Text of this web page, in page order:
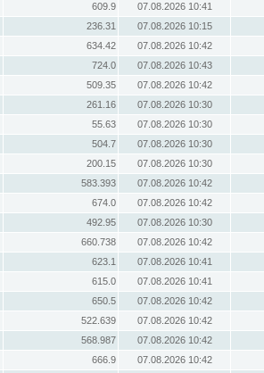
609.9
07.08.2026 10:41
236.31
07.08.2026 10:15
634.42
07.08.2026 10:42
724.0
07.08.2026 10:43
509.35
07.08.2026 10:42
261.16
07.08.2026 10:30
55.63
07.08.2026 10:30
504.7
07.08.2026 10:30
200.15
07.08.2026 10:30
583.393
07.08.2026 10:42
674.0
07.08.2026 10:42
492.95
07.08.2026 10:30
660.738
07.08.2026 10:42
623.1
07.08.2026 10:41
615.0
07.08.2026 10:41
650.5
07.08.2026 10:42
522.639
07.08.2026 10:42
568.987
07.08.2026 10:42
666.9
07.08.2026 10:42